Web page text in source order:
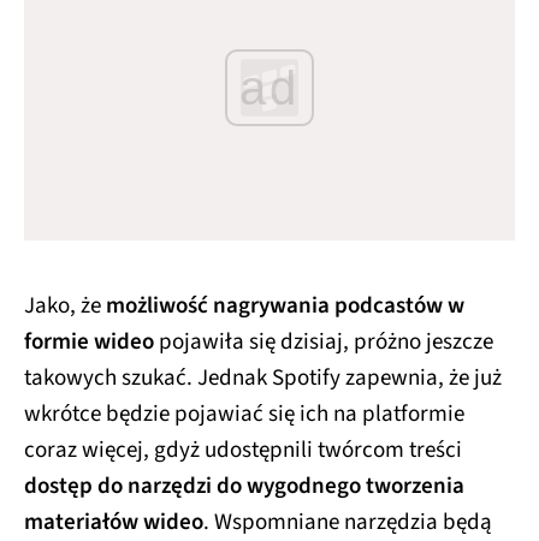
ad
Jako, żemożliwość nagrywania podcastów w
formie wideopojawiła się dzisiaj, próżno jeszcze
takowych szukać. Jednak Spotify zapewnia, że już
wkrótce będzie pojawiać się ich na platformie
coraz więcej, gdyż udostępnili twórcom treści
dostęp do narzędzi do wygodnego tworzenia
materiałów wideo. Wspomniane narzędzia będą